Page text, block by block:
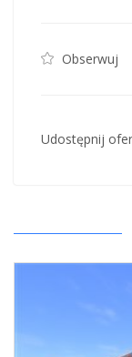
Obserwuj
Udostępnij